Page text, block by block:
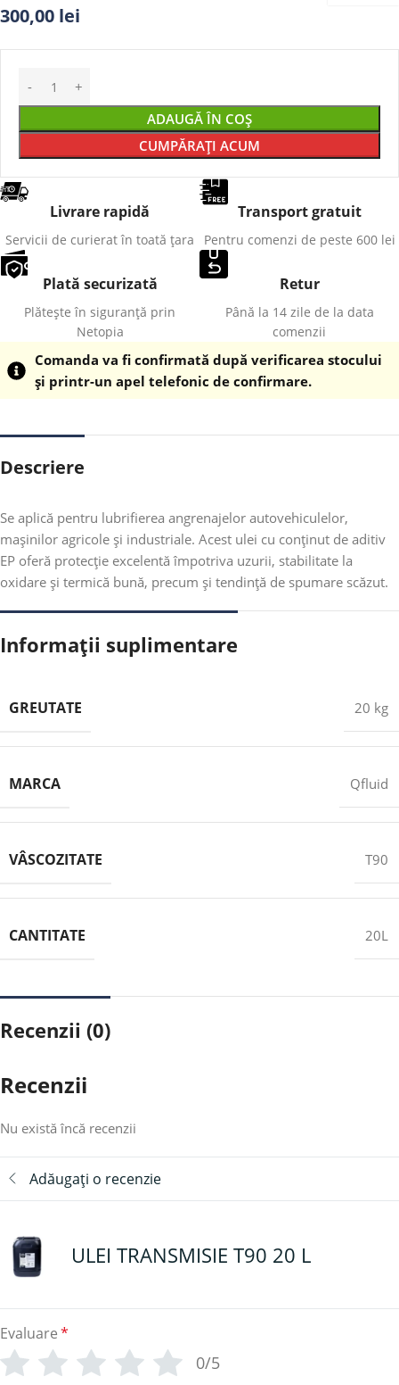
300,00 lei
ADAUGĂ ÎN COȘ
CUMPĂRAȚI ACUM
Livrare rapidă
Servicii de curierat în toată țara
Transport gratuit
Pentru comenzi de peste 600 lei
Plată securizată
Plătește în siguranță prin
Netopia
Retur
Până la 14 zile de la data
comenzii
Comanda va fi confirmată după verificarea stocului
și printr-un apel telefonic de confirmare.
Descriere
Se aplică pentru lubrifierea angrenajelor autovehiculelor,
mașinilor agricole și industriale. Acest ulei cu conținut de aditiv
EP oferă protecție excelentă împotriva uzurii, stabilitate la
oxidare și termică bună, precum și tendință de spumare scăzut.
Informații suplimentare
GREUTATE 20 kg
MARCA Qfluid
VÂSCOZITATE T90
CANTITATE 20L
Recenzii (0)
Recenzii
Nu există încă recenzii
Adăugați o recenzie
ULEI TRANSMISIE T90 20 L
Evaluare*
0/5